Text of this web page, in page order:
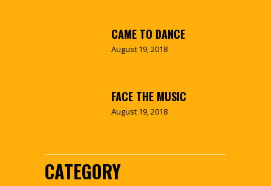
CAME TO DANCE
August 19, 2018
FACE THE MUSIC
August 19, 2018
CATEGORY